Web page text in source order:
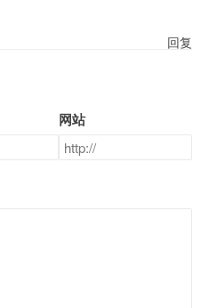
回复
网站